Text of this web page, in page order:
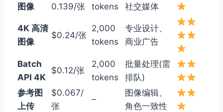
图像
0.139/张
tokens
社交媒体
4K 高清
图像
$0.24/张
2,000
tokens
专业设计、
商业广告
Batch
API 4K
$0.12/张
2,000
tokens
批量处理(需
排队)
参考图
上传
$0.067/
张
–
图像编辑、
角色一致性